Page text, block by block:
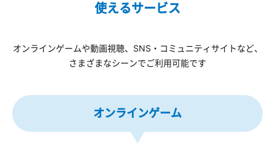
使えるサービス
オンラインゲームや動画視聴、SNS・コミュニティサイトなど、
さまざまなシーンでご利用可能です
オンラインゲーム